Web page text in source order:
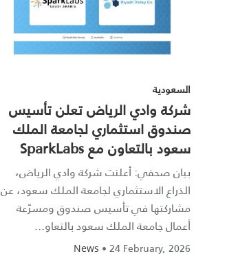
السعودية
شركة وادي الرياض تعلن تأسيس
صندوق استثماري لجامعة الملك
سعود بالتعاون مع SparkLabs
بيان صحفي: أعلنت شركة وادي الرياض،
الذراع الاستثماري لجامعة الملك سعود، عن
مشاركتها في تأسيس صندوق ومسرّعة
أعمال جامعة الملك سعود بالتعاو...
News •24 February, 2026